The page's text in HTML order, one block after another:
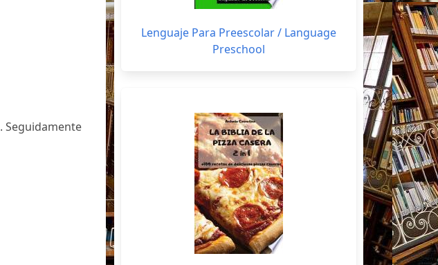
. Seguidamente
Lenguaje Para Preescolar / Language
Preschool